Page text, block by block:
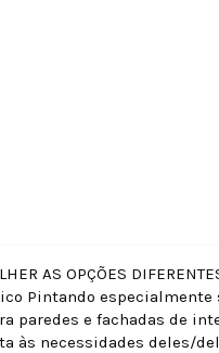
AS OPÇÕES
Pintando
e fachadas de
necessidades deles/